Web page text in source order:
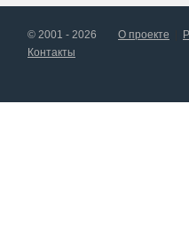
© 2001 - 2026 О проекте
Контакты